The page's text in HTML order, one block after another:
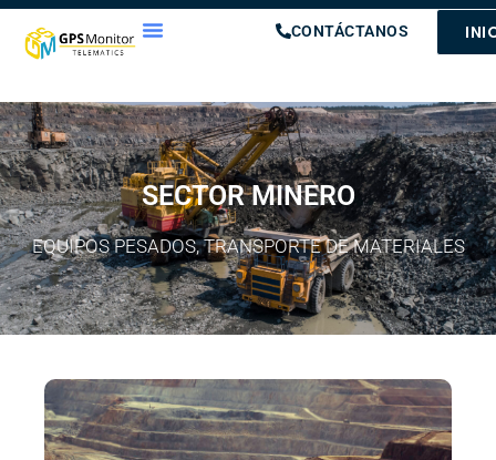
CONTÁCTANOS
SECTOR MINERO
EQUIPOS PESADOS, TRANSPORTE DE MATERIALES